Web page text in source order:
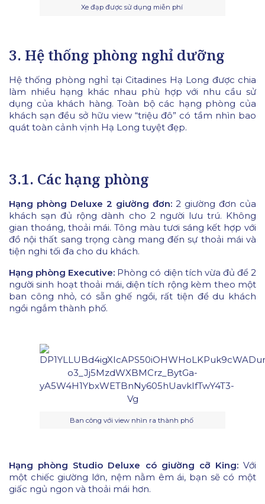
Xe đạp được sử dụng miễn phí
3. Hệ thống phòng nghỉ dưỡng
Hệ thống phòng nghỉ tại Citadines Hạ Long được chia
làm nhiều hạng khác nhau phù hợp với nhu cầu sử
dụng của khách hàng. Toàn bộ các hạng phòng của
khách sạn đều sở hữu view “triệu đô” có tầm nhìn bao
quát toàn cảnh vịnh Hạ Long tuyệt đẹp.
3.1. Các hạng phòng
Hạng phòng Deluxe 2 giường đơn: 2 giường đơn của
khách sạn đủ rộng dành cho 2 người lưu trú. Không
gian thoáng, thoải mái. Tông màu tươi sáng kết hợp với
đồ nội thất sang trọng càng mang đến sự thoải mái và
tiện nghi tối đa cho du khách.
Hạng phòng Executive: Phòng có diện tích vừa đủ để 2
người sinh hoạt thoải mái, diện tích rộng kèm theo một
ban công nhỏ, có sẵn ghế ngồi, rất tiện để du khách
ngồi ngắm thành phố.
Ban công với view nhìn ra thành phố
Hạng phòng Studio Deluxe có giường cỡ King: Với
một chiếc giường lớn, nệm nằm êm ái, bạn sẽ có một
giấc ngủ ngon và thoải mái hơn.